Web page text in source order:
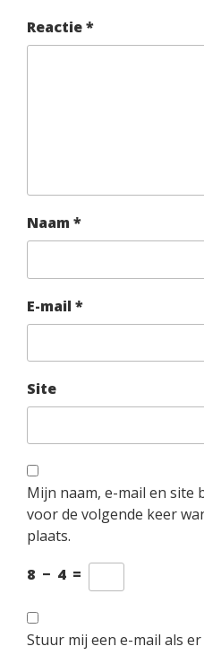
Reactie*
Naam *
E-mail *
Site
Mijn naam, e-mail en site
voor de volgende keer
plaats.
8 − 4 =
Stuur mij een e-mail als